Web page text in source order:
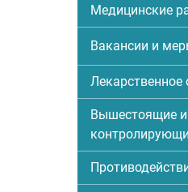
Медицинские
Вакансии и
Лекарственное
Вышестоящие и